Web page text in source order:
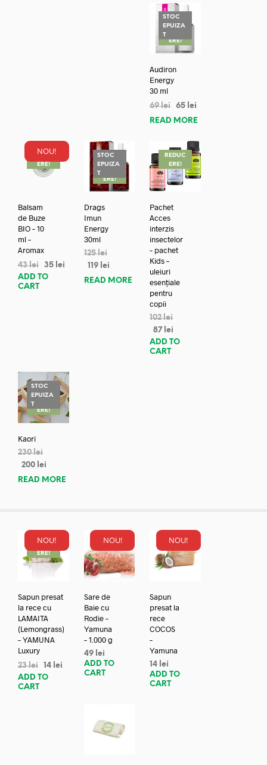
STOC
EPUIZA
TREDUC
ERE!
Audiron
Energy
30 ml
69lei 65 lei
READ MORE
NOU!
REDUC
ERE!
Balsam
de Buze
BIO – 10
ml –
Aromax
43lei 35 lei
ADD TO
CART
STOC
EPUIZA
TREDUC
ERE!
Drags
Imun
Energy
30ml
125lei
119 lei
READ MORE
REDUC
ERE!
Pachet
Acces
interzis
insectelor
– pachet
Kids –
uleiuri
esențiale
pentru
copii
102lei
87 lei
ADD TO
CART
STOC
EPUIZA
TREDUC
ERE!
Kaori
230lei
200 lei
READ MORE
NOU!
REDUC
ERE!
Sapun presat
la rece cu
LAMAITA
(Lemongrass)
– YAMUNA
Luxury
23lei 14 lei
ADD TO
CART
NOU!
Sare de
Baie cu
Rodie –
Yamuna
– 1.000 g
49 lei
ADD TO
CART
NOU!
Sapun
presat la
rece
COCOS
–
Yamuna
14 lei
ADD TO
CART